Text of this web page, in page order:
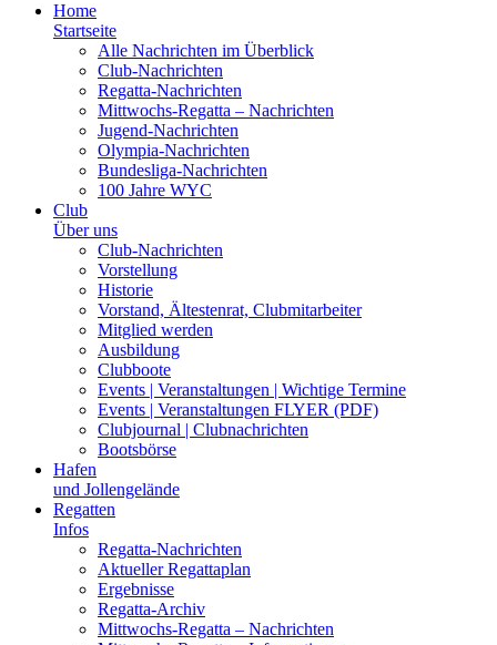
Home
Startseite
Alle Nachrichten im Überblick
Club-Nachrichten
Regatta-Nachrichten
Mittwochs-Regatta – Nachrichten
Jugend-Nachrichten
Olympia-Nachrichten
Bundesliga-Nachrichten
100 Jahre WYC
Club
Über uns
Club-Nachrichten
Vorstellung
Historie
Vorstand, Ältestenrat, Clubmitarbeiter
Mitglied werden
Ausbildung
Clubboote
Events | Veranstaltungen | Wichtige Termine
Events | Veranstaltungen FLYER (PDF)
Clubjournal | Clubnachrichten
Bootsbörse
Hafen
und Jollengelände
Regatten
Infos
Regatta-Nachrichten
Aktueller Regattaplan
Ergebnisse
Regatta-Archiv
Mittwochs-Regatta – Nachrichten